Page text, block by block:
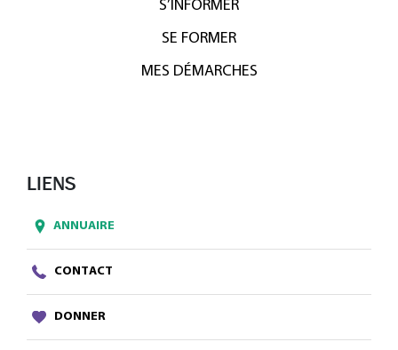
S’INFORMER
SE FORMER
MES DÉMARCHES
LIENS
ANNUAIRE
CONTACT
DONNER